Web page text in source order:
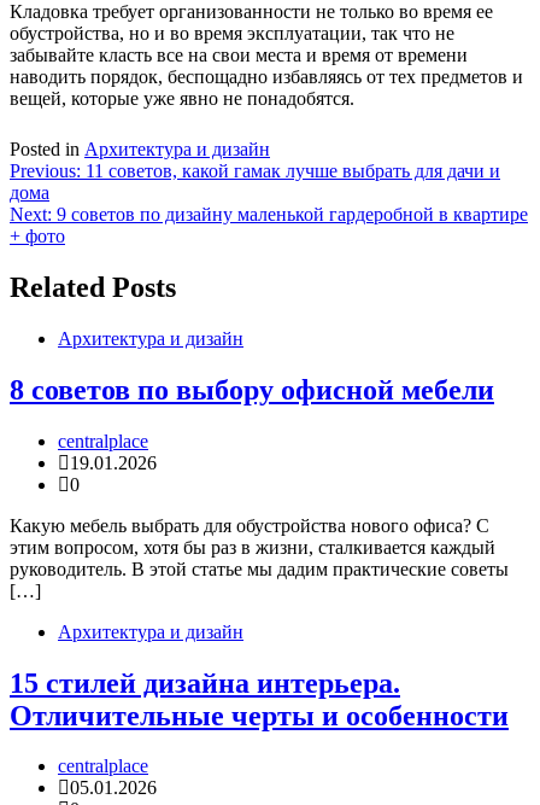
Кладовка требует организованности не только во время ее
обустройства, но и во время эксплуатации, так что не
забывайте класть все на свои места и время от времени
наводить порядок, беспощадно избавляясь от тех предметов и
вещей, которые уже явно не понадобятся.
Posted in Архитектура и дизайн
Навигация
по
записям
Previous: 11 советов, какой гамак лучше выбрать для дачи и
дома
Next: 9 советов по дизайну маленькой гардеробной в квартире
+ фото
Related Posts
Архитектура и дизайн
8 советов по выбору офисной мебели
centralplace
19.01.2026
0
Какую мебель выбрать для обустройства нового офиса? С
этим вопросом, хотя бы раз в жизни, сталкивается каждый
руководитель. В этой статье мы дадим практические советы
[…]
Архитектура и дизайн
15 стилей дизайна интерьера.
Отличительные черты и особенности
centralplace
05.01.2026